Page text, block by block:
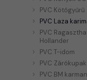
PVC Kötőgyűrű
PVC Laza
PVC
Hollander
PVC T-idom
PVC Zárókupak
PVC BM